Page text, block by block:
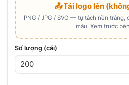
📤 Tải logo lên
PNG / JPG / SVG — tự tách nền trắng,
màu. Xem trước
Số lượng (cái)